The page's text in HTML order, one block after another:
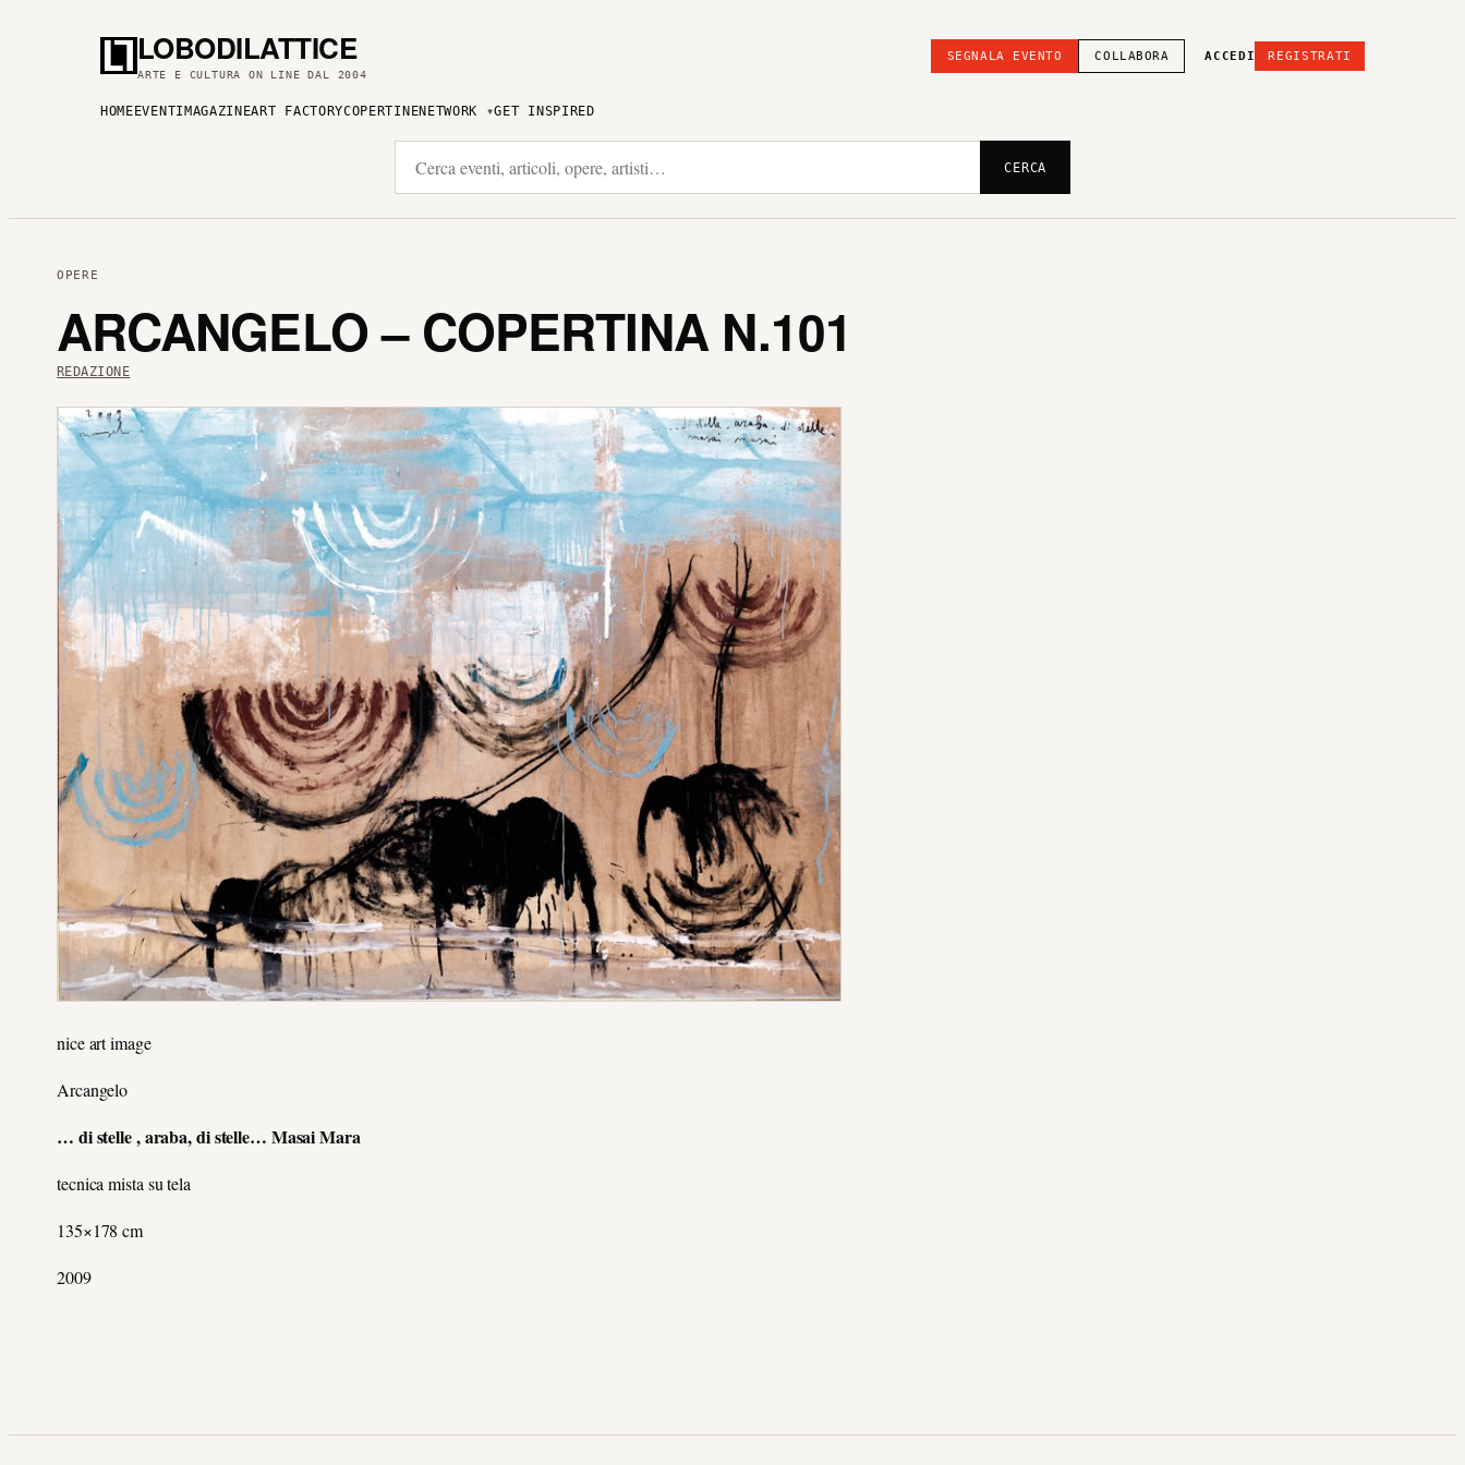
LOBODILATTICE
ARTE E CULTURA ON LINE DAL 2004
SEGNALA EVENTO COLLABORA ACCEDI REGISTRATI
HOME EVENTI MAGAZINEART FACTORYCOPERTINENETWORK GET INSPIRED
CERCA
OPERE
ARCANGELO – COPERTINA N.101
REDAZIONE
nice art image
Arcangelo
… di stelle , araba, di stelle… Masai Mara
tecnica mista su tela
135×178 cm
2009